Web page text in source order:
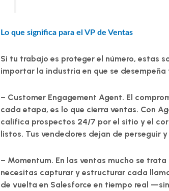
Lo que significa para el VP de Ventas
Si tu trabajo es proteger el número, estas
importar la industria en que se desempeña
– Customer Engagement Agent. El
cada etapa, es lo que cierra ventas. Con
califica prospectos 24/7 por el sitio y el
listos. Tus vendedores dejan de perseguir y
– Momentum. En las ventas mucho se
necesitas capturar y estructurar cada
de vuelta en Salesforce en tiempo real